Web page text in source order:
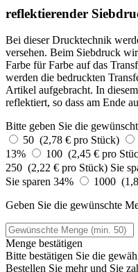
reflektierender
Bei dieser Drucktechnik
versehen. Beim Siebdruck
Farbe für Farbe auf das
werden die bedruckten
Artikel aufgebracht. In
reflektiert, so dass am Ende
Bitte geben Sie die
50 (2,78 € pro Stück)
13%
100 (2,45 € pro
250 (2,22 € pro Stück) Sie
Sie sparen 34%
1000
Geben Sie die gewünschte
Menge bestätigen
Bitte bestätigen Sie die
Bestellen Sie mehr und Sie